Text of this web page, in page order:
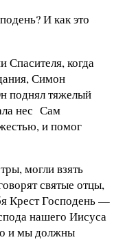
И как это
Спасителя, когда
Симон
поднял тя­желый
нес Сам
и помог
могли взять
святые отцы,
Крест Господень —
нашего Иисуса
и мы должны